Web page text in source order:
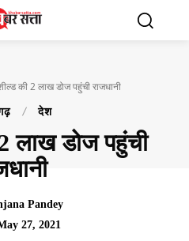
की 2 लाख डोज पहुंची राजधानी
देश
लाख डोज पहुंची
Pandey
27, 2021